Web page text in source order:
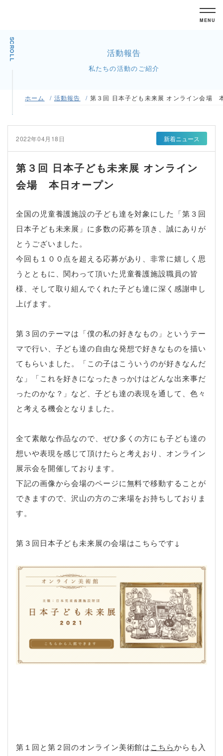
MENU
SCROLL 活動報告
私たちの活動のご紹介
ホーム 活動報告 第３回 日本子ども未来展 オンライン会場
2022年04月18日 新着ニュース
第３回 日本子ども未来展 オンライン
会場 本日オープン
全国の児童養護施設の子ども達を対象にした「第３回
日本子ども未来展」に多数の応募を頂き、誠にありが
とうございました。
今回も１００点を超える応募があり、非常に嬉しく思
うとともに、関わって頂いた児童養護施設職員の皆
様、そして取り組んでくれた子ども達に深く感謝申し
上げます。
第３回のテーマは「僕の私の好きなもの」というテー
マで行い、子ども達の自由な発想で好きなものを描い
てもらいました。「この子はこういうのが好きなんだ
な」「これを好きになったきっかけはどんな出来事だ
ったのかな？」など、子ども達の表現を通して、色々
と考える機会となりました。
全て素敵な作品なので、ぜひ多くの方にも子ども達の
想いや表現を感じて頂けたらと考えおり、オンライン
展示会を開催しております。
下記の画像から会場のページに無料で移動することが
できますので、沢山の方のご来場をお持ちしておりま
す。
第３回日本子ども未来展の会場はこちらです↓
第１回と第２回のオンライン美術館はこちらからも入